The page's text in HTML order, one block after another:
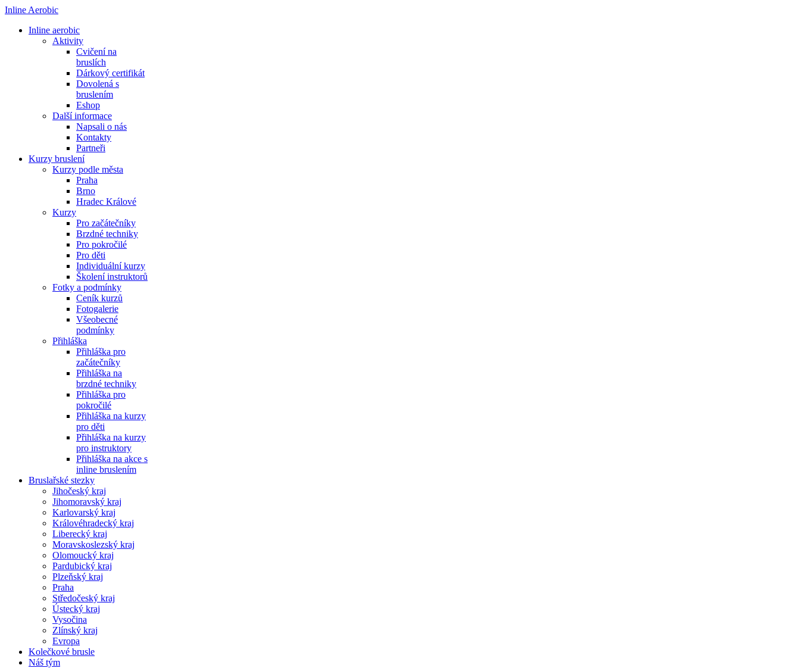
Inline Aerobic
Inline aerobic
Aktivity
Cvičení na
bruslích
Dárkový certifikát
Dovolená s
bruslením
Eshop
Další informace
Napsali o nás
Kontakty
Partneři
Kurzy bruslení
Kurzy podle města
Praha
Brno
Hradec Králové
Kurzy
Pro začátečníky
Brzdné techniky
Pro pokročilé
Pro děti
Individuální kurzy
Školení instruktorů
Fotky a podmínky
Ceník kurzů
Fotogalerie
Všeobecné
podmínky
Přihláška
Přihláška pro
začátečníky
Přihláška na
brzdné techniky
Přihláška pro
pokročilé
Přihláška na kurzy
pro děti
Přihláška na kurzy
pro instruktory
Přihláška na akce s
inline bruslením
Bruslařské stezky
Jihočeský kraj
Jihomoravský kraj
Karlovarský kraj
Královéhradecký kraj
Liberecký kraj
Moravskoslezský kraj
Olomoucký kraj
Pardubický kraj
Plzeňský kraj
Praha
Středočeský kraj
Ústecký kraj
Vysočina
Zlínský kraj
Evropa
Kolečkové brusle
Náš tým